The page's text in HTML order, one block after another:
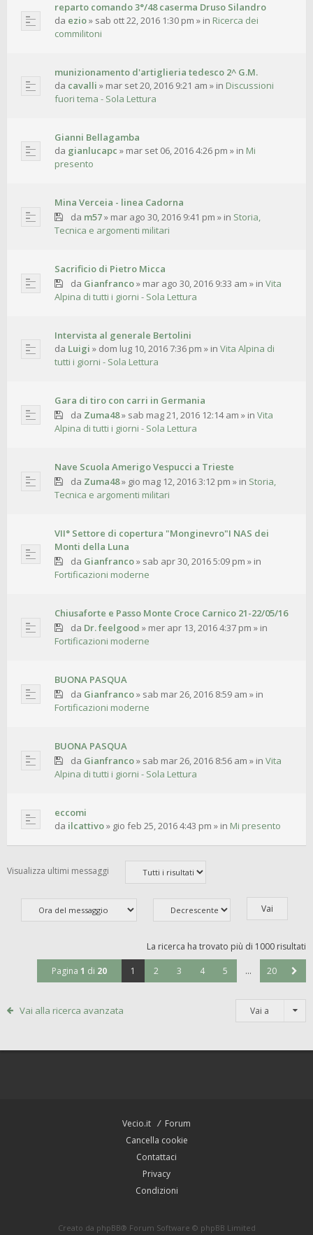
reparto comando 3°/48 caserma Druso Silandro
da ezio» sab ott 22, 2016 1:30 pm » in Ricerca dei
commilitoni
munizionamento d'artiglieria tedesco 2^ G.M.
da cavalli » mar set 20, 2016 9:21 am » in Discussioni
fuori tema - Sola Lettura
Gianni Bellagamba
da gianlucapc » mar set 06, 2016 4:26 pm » in Mi
presento
Mina Verceia - linea Cadorna
da m57» mar ago 30, 2016 9:41 pm » in Storia,
Tecnica e argomenti militari
Sacrificio di Pietro Micca
da Gianfranco» mar ago 30, 2016 9:33 am » in Vita
Alpina di tutti i giorni - Sola Lettura
Intervista al generale Bertolini
da Luigi » dom lug 10, 2016 7:36 pm » in Vita Alpina di
tutti i giorni - Sola Lettura
Gara di tiro con carri in Germania
da Zuma48» sab mag 21, 2016 12:14 am » in Vita
Alpina di tutti i giorni - Sola Lettura
Nave Scuola Amerigo Vespucci a Trieste
da Zuma48» gio mag 12, 2016 3:12 pm » in Storia,
Tecnica e argomenti militari
VII° Settore di copertura "Monginevro"I NAS dei
Monti della Luna
da Gianfranco» sab apr 30, 2016 5:09 pm » in
Fortificazioni moderne
Chiusaforte e Passo Monte Croce Carnico 21-22/05/16
da Dr. feelgood » mer apr 13, 2016 4:37 pm » in
Fortificazioni moderne
BUONA PASQUA
da Gianfranco» sab mar 26, 2016 8:59 am » in
Fortificazioni moderne
BUONA PASQUA
da Gianfranco» sab mar 26, 2016 8:56 am » in Vita
Alpina di tutti i giorni - Sola Lettura
eccomi
da ilcattivo» gio feb 25, 2016 4:43 pm » in Mi presento
Visualizza ultimi messaggi
La ricerca ha trovato più di 1000 risultati
Pagina 1 di 20 1 2 3 4 5 … 20
Vai alla ricerca avanzata Vai a
Vecio.it
Forum
Cancella cookie
Contattaci
Privacy
Condizioni
Creato da phpBB® Forum Software © phpBB Limited